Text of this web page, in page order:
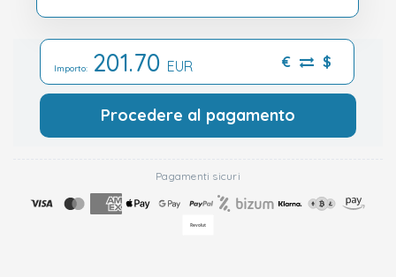
Importo: 201.70 EUR € $
Procedere al pagamento
Pagamenti sicuri